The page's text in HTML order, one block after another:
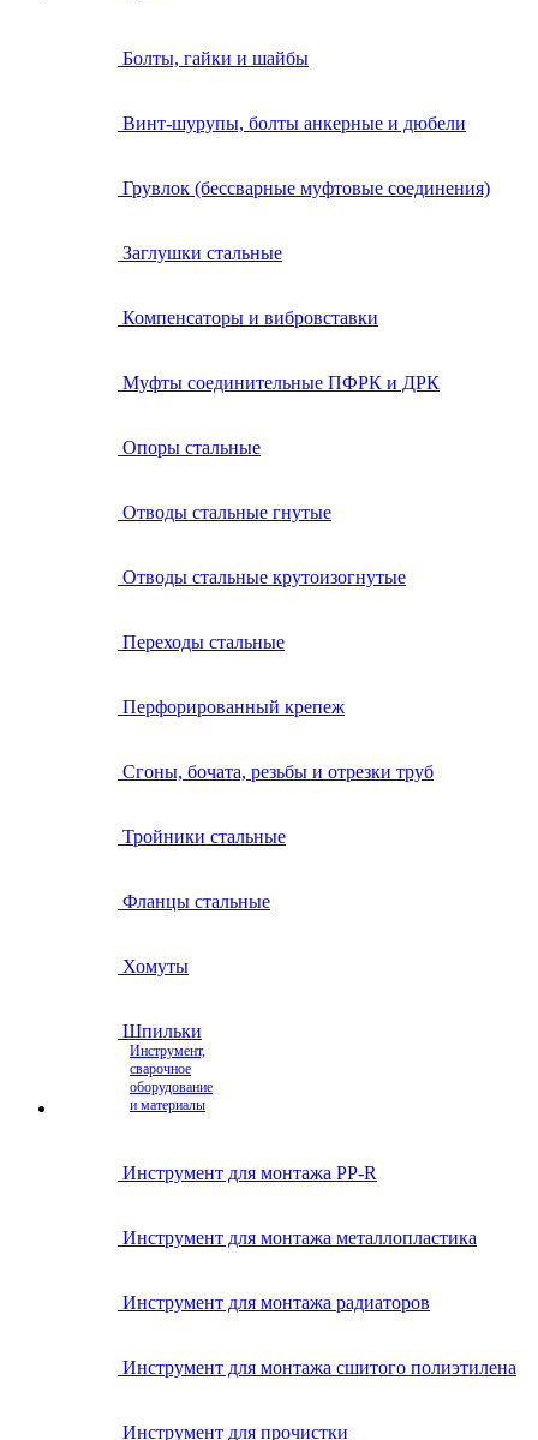
Болты, гайки и шайбы
Винт-шурупы, болты анкерные и дюбели
Грувлок (бессварные муфтовые соединения)
Заглушки стальные
Компенсаторы и вибровставки
Муфты соединительные ПФРК и ДРК
Опоры стальные
Отводы стальные гнутые
Отводы стальные крутоизогнутые
Переходы стальные
Перфорированный крепеж
Сгоны, бочата, резьбы и отрезки труб
Тройники стальные
Фланцы стальные
Хомуты
Шпильки
Инструмент,
сварочное
оборудование
и материалы
Инструмент для монтажа PP-R
Инструмент для монтажа металлопластика
Инструмент для монтажа радиаторов
Инструмент для монтажа сшитого полиэтилена
Инструмент для прочистки